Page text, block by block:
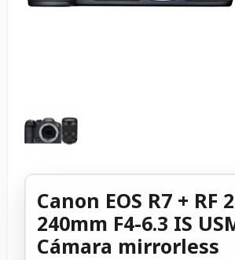
Canon EOS R7 + RF
240mm F4-6.3 IS
Cámara mirrorless